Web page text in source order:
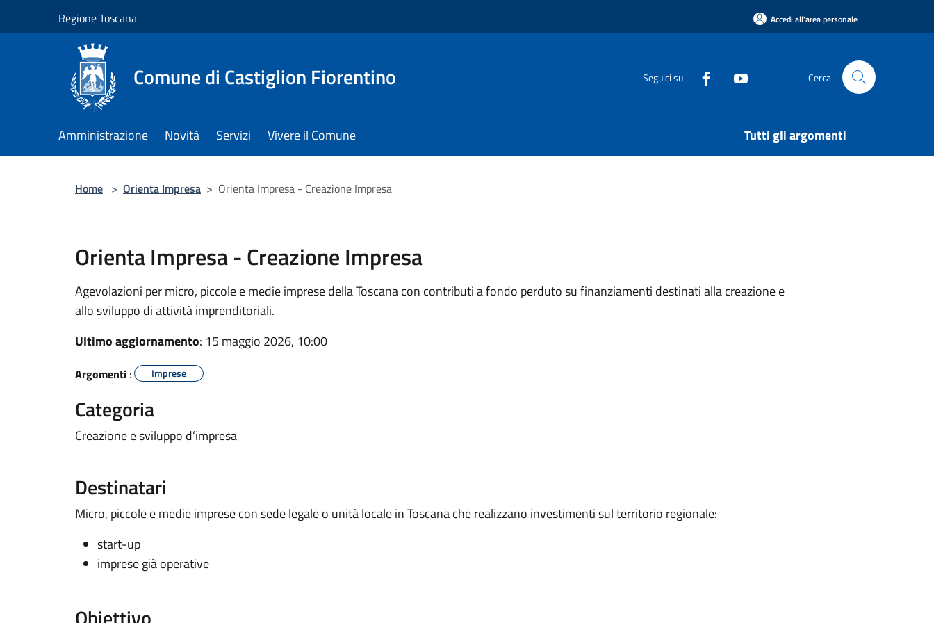
Regione Toscana Accedi all'area personale
Comune di Castiglion Fiorentino Seguici su Cerca
Amministrazione Novità Servizi Vivere il Comune Tutti gli argomenti
Home > Orienta Impresa > Orienta Impresa - Creazione Impresa
Orienta Impresa - Creazione Impresa
Agevolazioni per micro, piccole e medie imprese della Toscana con contributi a fondo perduto su finanziamenti destinati alla creazione e
allo sviluppo di attività imprenditoriali.
Ultimo aggiornamento: 15 maggio 2026, 10:00
Argomenti : Imprese
Categoria
Creazione e sviluppo d’impresa
Destinatari
Micro, piccole e medie imprese con sede legale o unità locale in Toscana che realizzano investimenti sul territorio regionale:
start-up
imprese già operative